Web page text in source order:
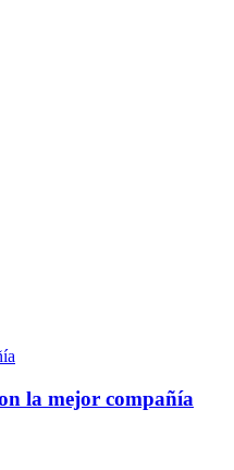
la mejor compañía